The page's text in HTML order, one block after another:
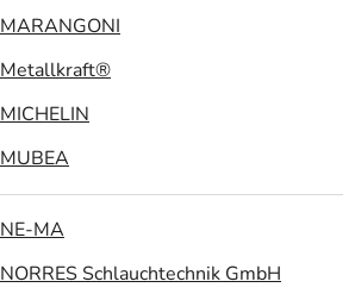
MARANGONI
Metallkraft®
MICHELIN
MUBEA
NE-MA
NORRES Schlauchtechnik GmbH